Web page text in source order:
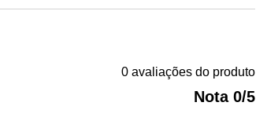
0 avaliações do produto
Nota 0/5